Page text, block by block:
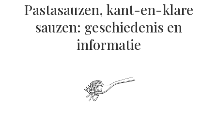
Pastasauzen, kant-en-klare
sauzen: geschiedenis en
informatie